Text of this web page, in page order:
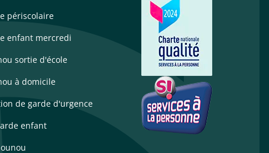
périscolaire
enfant mercredi
sortie d'école
à domicile
de garde d'urgence
enfant